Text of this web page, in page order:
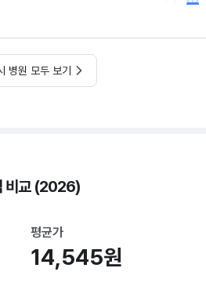
병원 모두 보기
비교 (2026)
평균가
14,545원